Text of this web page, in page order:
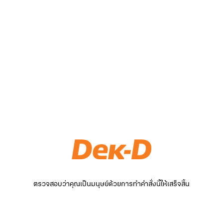
ตรวจสอบว่าคุณเป็นมนุษย์ด้วยการทำคำสั่งนี้ให้เสร็จสิ้น